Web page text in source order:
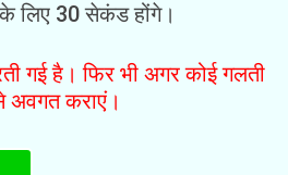
लिए 30 सेकंड होंगे।
गई है। फिर भी अगर कोई गलती
अवगत कराएं।